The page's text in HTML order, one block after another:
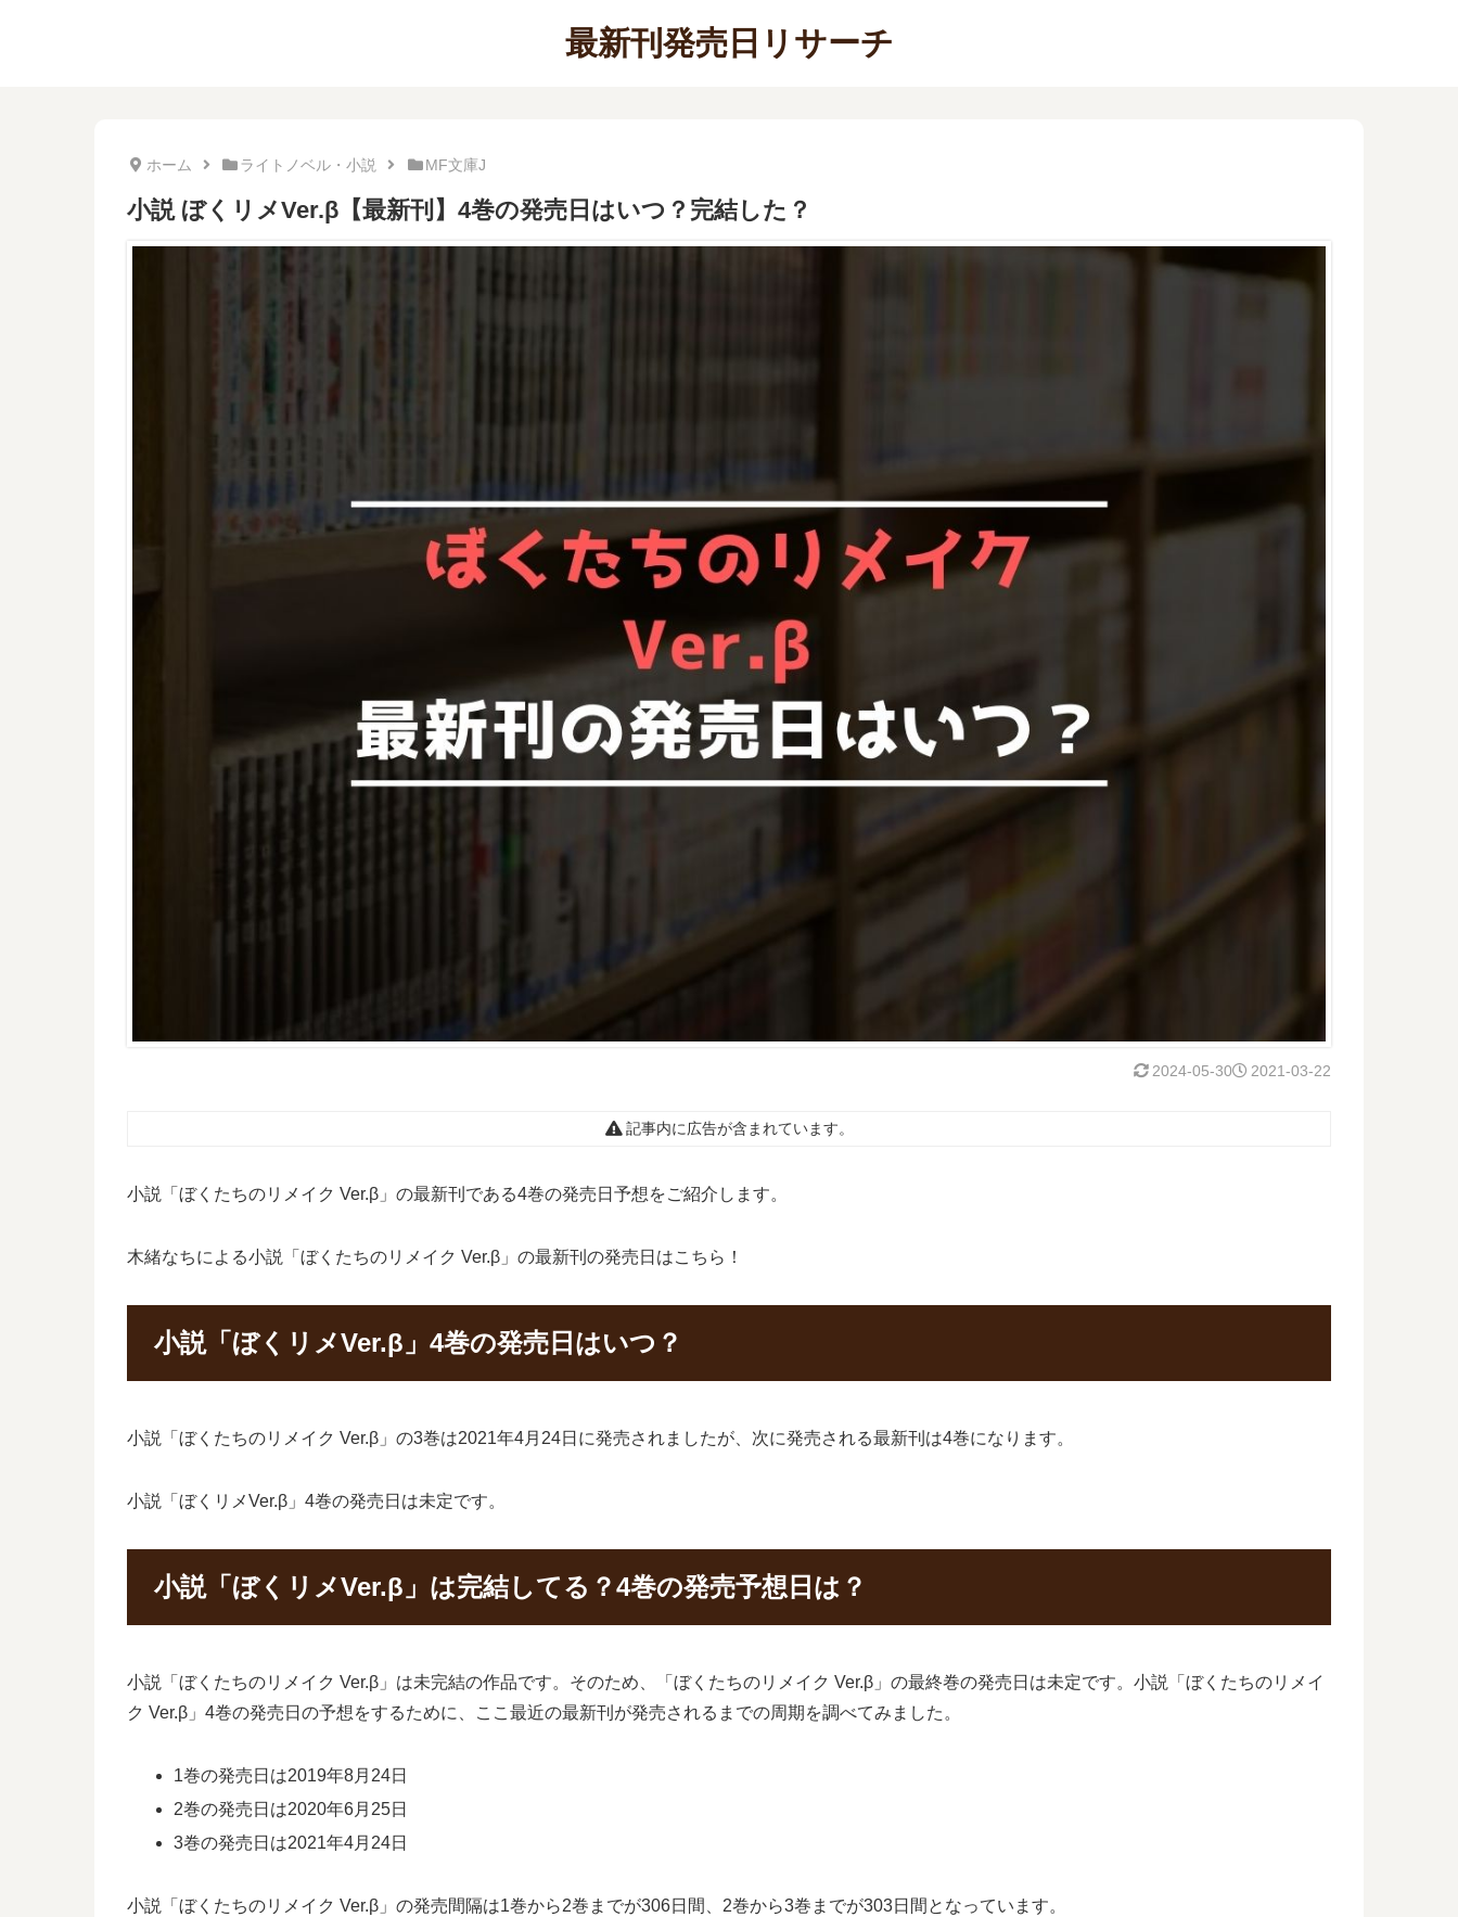
最新刊発売日リサーチ
ホーム ライトノベル・小説 MF文庫J
小説 ぼくリメVer.β【最新刊】4巻の発売日はいつ？完結した？
2021-03-22
2024-05-30
記事内に広告が含まれています。
小説「ぼくたちのリメイク Ver.β」の最新刊である4巻の発売日予想をご紹介します。
木緒なちによる小説「ぼくたちのリメイク Ver.β」の最新刊の発売日はこちら！
小説「ぼくリメVer.β」4巻の発売日はいつ？
小説「ぼくたちのリメイク Ver.β」の3巻は2021年4月24日に発売されましたが、次に発売される最新刊は4巻になります。
小説「ぼくリメVer.β」4巻の発売日は未定です。
小説「ぼくリメVer.β」は完結してる？4巻の発売予想日は？
小説「ぼくたちのリメイク Ver.β」は未完結の作品です。そのため、「ぼくたちのリメイク Ver.β」の最終巻の発売日は未定です。小説「ぼくたちのリメイ
ク Ver.β」4巻の発売日の予想をするために、ここ最近の最新刊が発売されるまでの周期を調べてみました。
1巻の発売日は2019年8月24日
2巻の発売日は2020年6月25日
3巻の発売日は2021年4月24日
小説「ぼくたちのリメイク Ver.β」の発売間隔は1巻から2巻までが306日間、2巻から3巻までが303日間となっています。